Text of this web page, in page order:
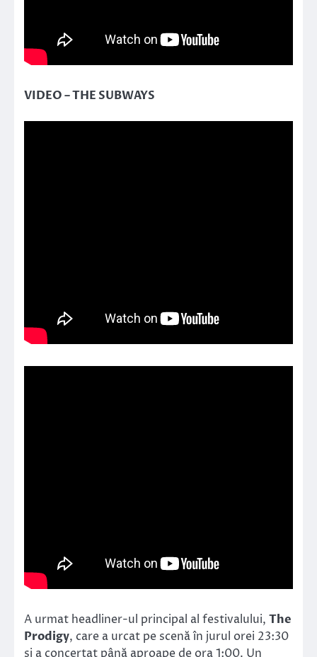
VIDEO – THE SUBWAYS
A urmat headliner-ul principal al festivalului, The
Prodigy, care a urcat pe scenă în jurul orei 23:30
și a concertat până aproape de ora 1:00. Un